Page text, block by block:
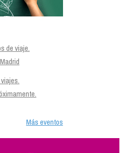
de viaje.
Más eventos